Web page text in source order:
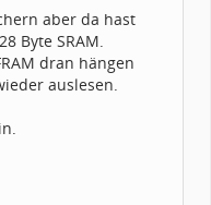
aber da hast
Byte SRAM.
dran hängen
auslesen.